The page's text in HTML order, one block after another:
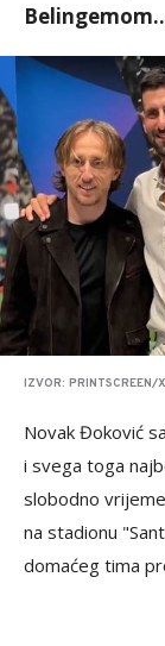
IZVOR: PRINTSCREEN/
Novak Đoković
i svega toga
slobodno
na stadionu
domaćeg tima